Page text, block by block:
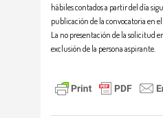
hábiles contados a partir del día
publicación de la convocatoria en
La no presentación de la solicitud
exclusión de la persona aspirante.